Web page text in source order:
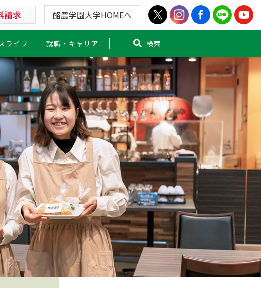
酪農学園大学HOMEへ
ライフ 就職・キャリア 検索